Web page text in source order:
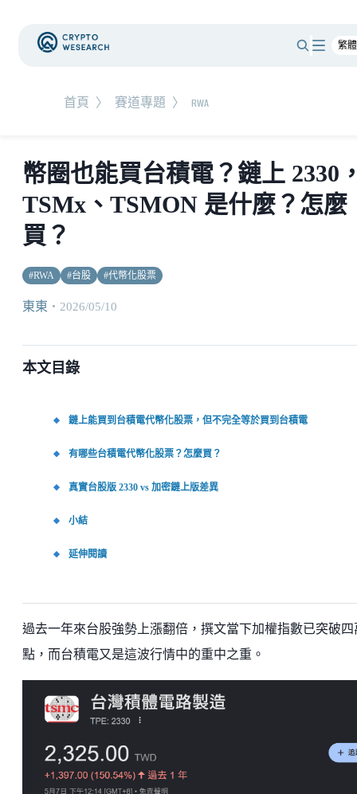
首頁 〉 賽道專題 〉 RWA
幣圈也能買台積電？鏈上 2330
TSMx、TSMON 是什麼？怎麼
買？
#RWA #台股 #代幣化股票
東東 ・ 2026/05/10
本文目錄
鏈上能買到台積電代幣化股票，但不完全等於買到台積電
有哪些台積電代幣化股票？怎麼買？
真實台股版 2330 vs 加密鏈上版差異
小結
延伸閱讀
過去一年來台股強勢上漲翻倍，撰文當下加權指數已突破四
點，而台積電又是這波行情中的重中之重。